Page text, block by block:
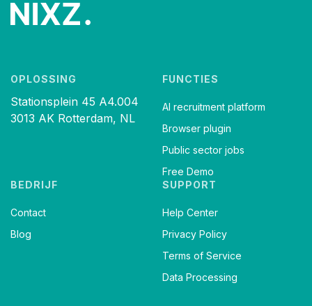
OPLOSSING
Stationsplein 45 A4.004
3013 AK Rotterdam, NL
FUNCTIES
AI recruitment platform
Browser plugin
Public sector jobs
Free Demo
BEDRIJF
Contact
Blog
SUPPORT
Help Center
Privacy Policy
Terms of Service
Data Processing